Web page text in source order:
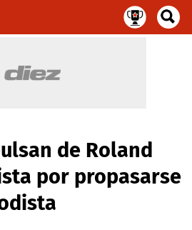
de Roland
por propasarse